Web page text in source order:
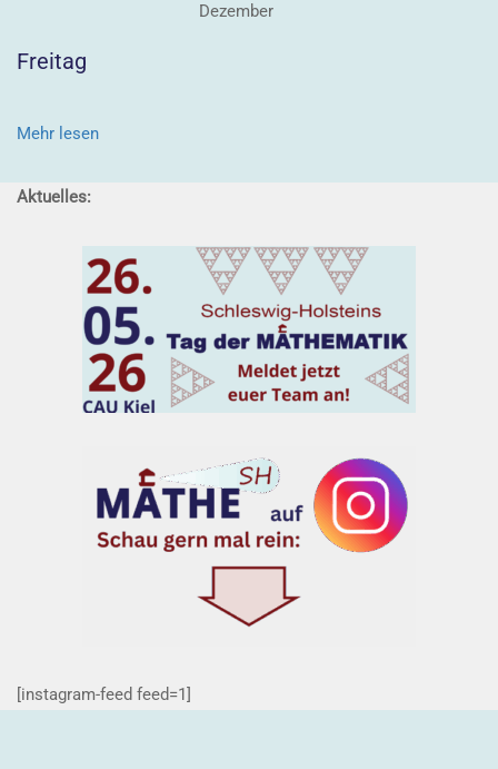
Dezember
Freitag
Mehr lesen
Aktuelles:
[instagram-feed feed=1]